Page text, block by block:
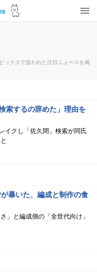
ックスで扱われた注目ニュースを掲
索するの辞めた」理由を
イクし「佐久間」検索が同氏
暴いた、編成と制作の食
」と編成側の「全世代向け」